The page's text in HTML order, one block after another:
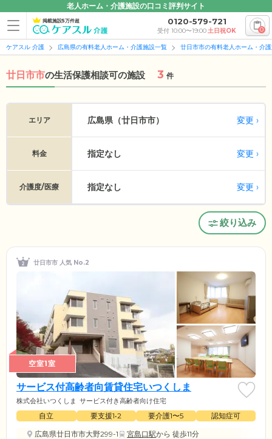
老人ホーム・介護施設の口コミ評判サイト
掲載施設5万件超 0120-579-721
受付 10:00〜19:00土日祝OK 0
ケアスル 介護 広島県の有料老人ホーム・介護施設一覧 廿日市市の有料老人ホーム・介
廿日市市の生活保護相談可の施設 3 件
エリア 広島県（廿日市市） 変更
料金 指定なし 変更
介護度/医療 指定なし 変更
絞り込み
廿日市市 人気 No.2
空室1室
サービス付高齢者向賃貸住宅いつくしま
株式会社いつくしま サービス付き高齢者向け住宅
自立 要支援1•2 要介護1〜5
認知症可
広島県廿日市市大野299-1
宮島口駅から 徒歩11分